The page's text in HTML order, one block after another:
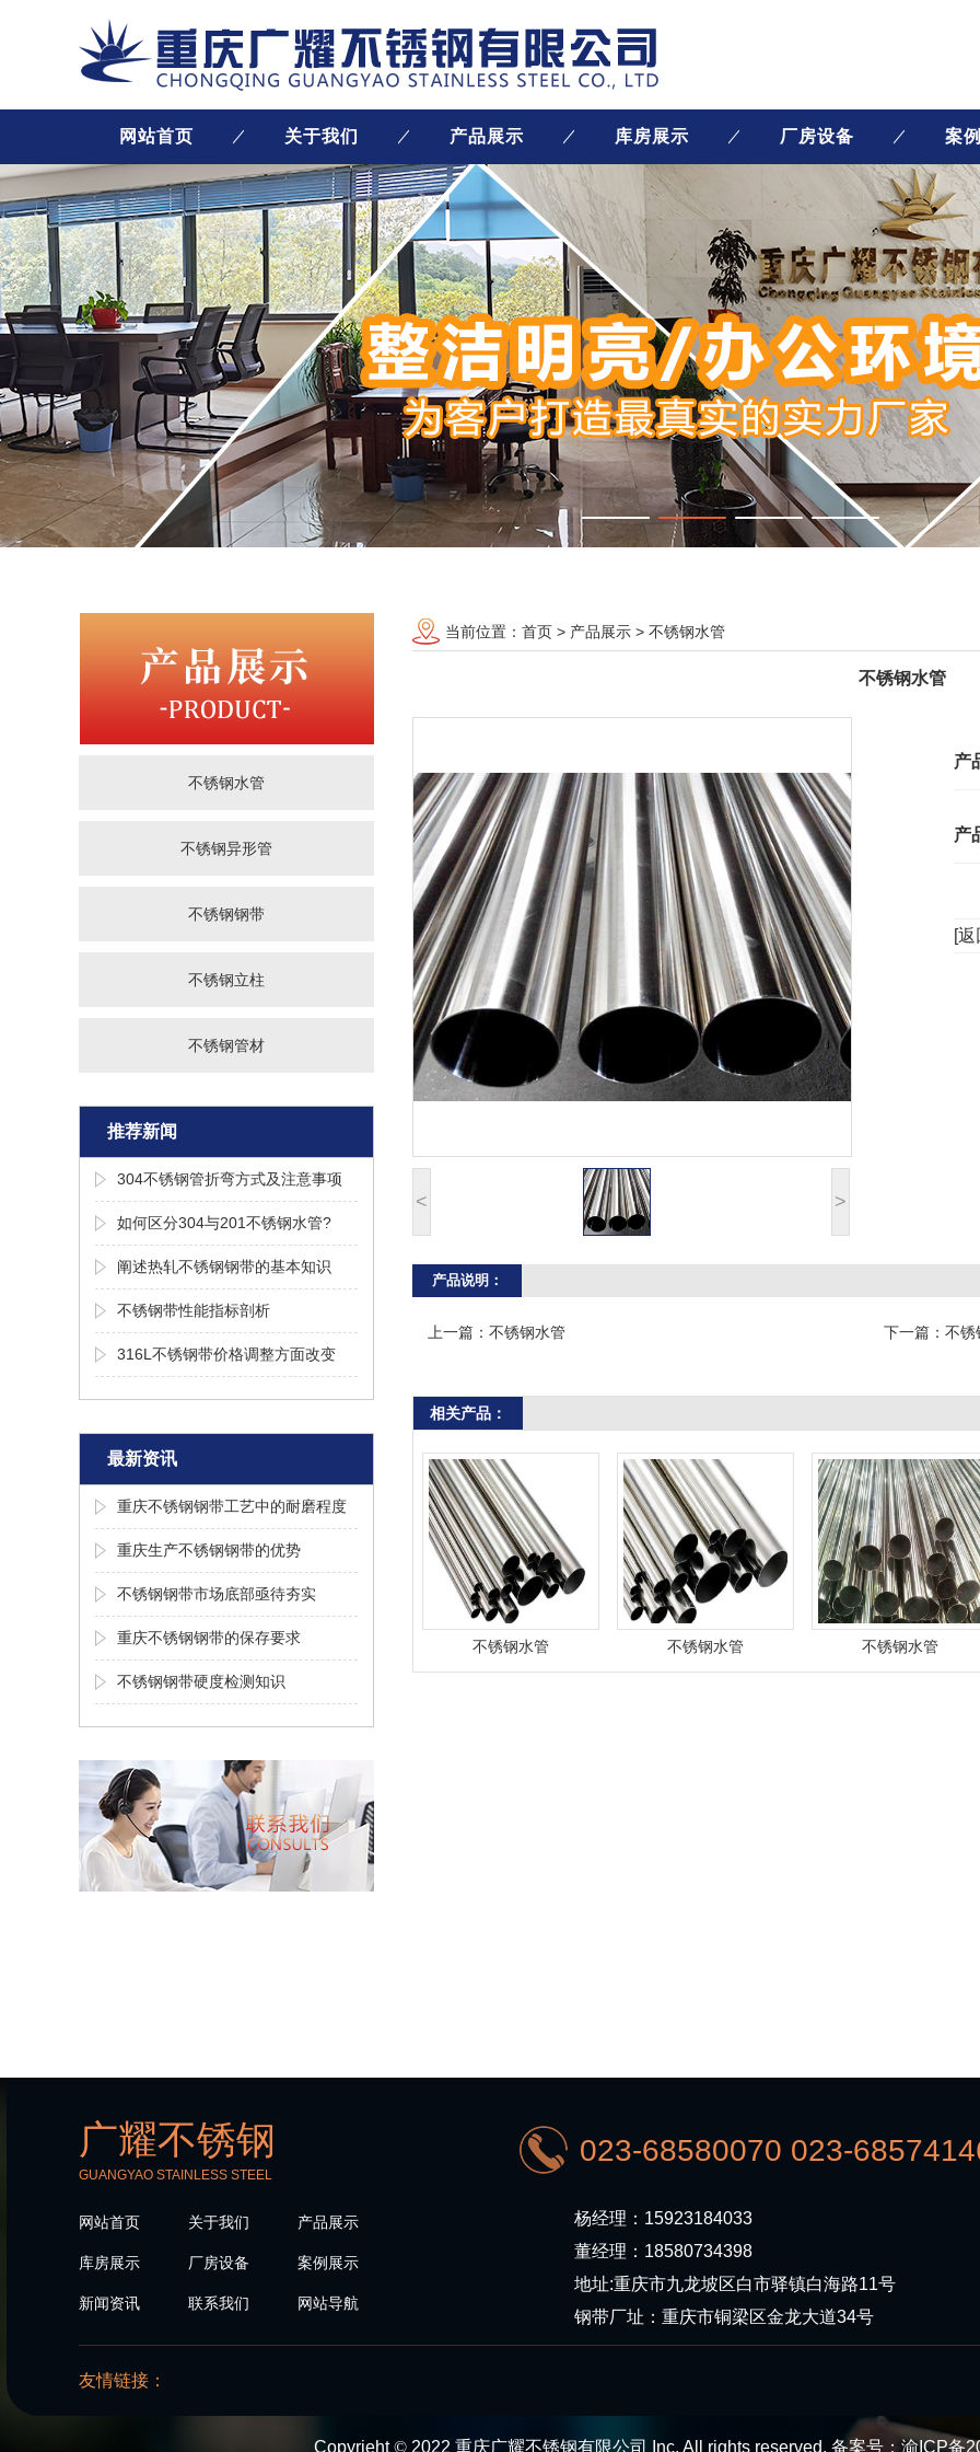
网站首页 关于我们 产品展示 库房展示 厂房设备 案
不锈钢水管
不锈钢异形管
不锈钢钢带
不锈钢立柱
不锈钢管材
推荐新闻
304不锈钢管折弯方式及注意事项
如何区分304与201不锈钢水管?
阐述热轧不锈钢钢带的基本知识
不锈钢带性能指标剖析
316L不锈钢带价格调整方面改变
最新资讯
重庆不锈钢钢带工艺中的耐磨程度
重庆生产不锈钢钢带的优势
不锈钢钢带市场底部亟待夯实
重庆不锈钢钢带的保存要求
不锈钢钢带硬度检测知识
当前位置： 首页 > 产品展示 > 不锈钢水管
不锈钢水管
< >
产
产
[
产品说明：
上一篇： 不锈钢水管 下一篇： 不锈
相关产品：
不锈钢水管 不锈钢水管 不锈钢水管
广耀不锈钢
GUANGYAO STAINLESS STEEL
网站首页 关于我们 产品展示
库房展示 厂房设备 案例展示
新闻资讯 联系我们 网站导航
023-68580070 023-
杨经理：15923184033
董经理：18580734398
地址:重庆市九龙坡区白市驿镇白海路11号
钢带厂址：重庆市铜梁区金龙大道34号
友情链接：
Copyrieht© 2022 重庆广耀不锈钢有限公司 Inc. All rights reserved. 备案号： 渝ICP备